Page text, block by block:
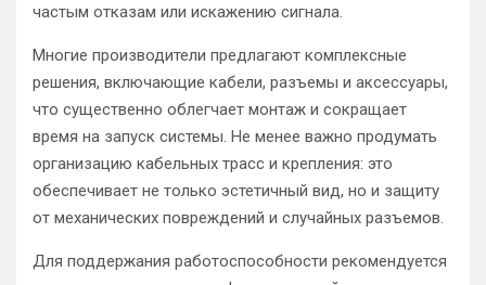
частым отказам или искажению сигнала.
Многие производители предлагают комплексные
решения, включающие кабели, разъемы и аксессуары,
что существенно облегчает монтаж и сокращает
время на запуск системы. Не менее важно продумать
организацию кабельных трасс и крепления: это
обеспечивает не только эстетичный вид, но и защиту
от механических повреждений и случайных разъемов.
Для поддержания работоспособности рекомендуется